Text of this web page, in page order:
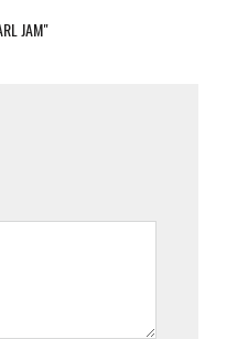
JAM"